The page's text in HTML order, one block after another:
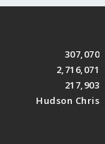
307,070
2,716,071
217,903
Hudson Chris